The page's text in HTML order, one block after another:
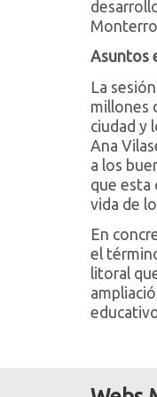
Asuntos
La
millones
ciudad y
Ana
a los
que esta
vida de
En
el
litoral